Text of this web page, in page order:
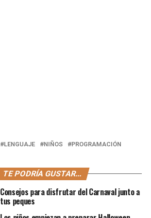
LENGUAJE NIÑOS
PROGRAMACIÓN
TE PODRÍA GUSTAR...
Consejos para disfrutar del Carnaval junto a
tus peques